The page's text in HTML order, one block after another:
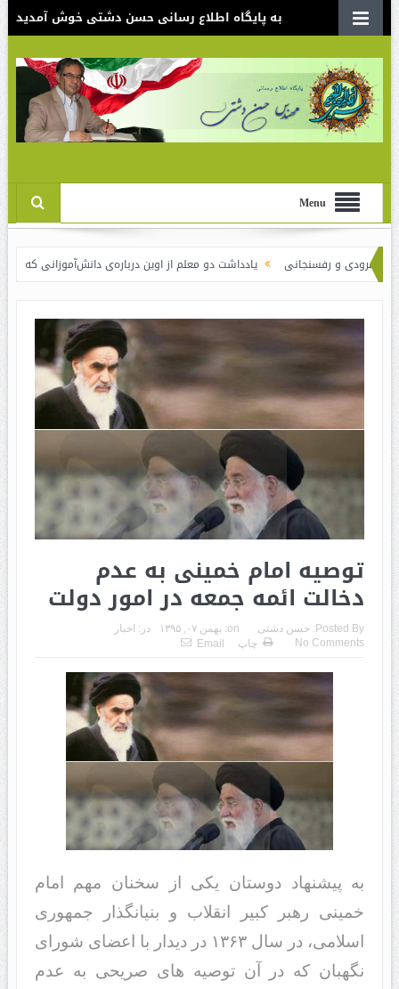
به پایگاه اطلاع رسانی حسن دشتی خوش آمدید
Menu
یادداشت دو معلم از اوین درباره‌ی دانش‌آموزانی که سوختند نقدی
توصیه امام خمینی به عدم
دخالت ائمه جمعه در امور دولت
Posted By: حسن دشتی on: بهمن ۰۷, ۱۳۹۵ در: اخبار
No Comments
چاپ Email
به پیشنهاد دوستان یکی از سخنان مهم امام
خمینی رهبر کبیر انقلاب و بنیانگذار جمهوری
اسلامی، در سال ۱۳۶۳ در دیدار با اعضای شورای
نگهبان که در آن توصیه های صریحی به عدم